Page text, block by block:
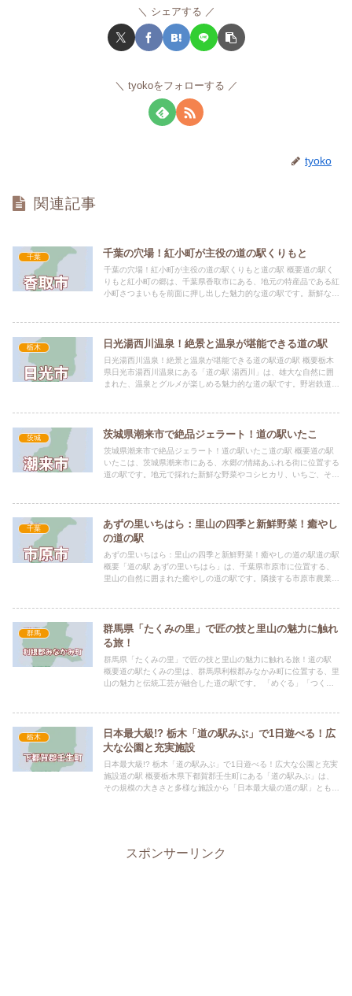
シェアする
tyokoをフォローする
tyoko
関連記事
千葉 千葉の穴場！紅小町が主役の道の駅くりもと
千葉の穴場！紅小町が主役の道の駅くりもと道の駅 概要道の駅く
りもと紅小町の郷は、千葉県香取市にある、地元の特産品である紅
小町さつまいもを前面に押し出した魅力的な道の駅です。新鮮な農
栃木 日光湯西川温泉！絶景と温泉が堪能できる道の駅
日光湯西川温泉！絶景と温泉が堪能できる道の駅道の駅 概要栃木
県日光市湯西川温泉にある「道の駅 湯西川」は、雄大な自然に囲
まれた、温泉とグルメが楽しめる魅力的な道の駅です。野岩鉄道会
茨城 茨城県潮来市で絶品ジェラート！道の駅いたこ
茨城県潮来市で絶品ジェラート！道の駅いたこ道の駅 概要道の駅
いたこは、茨城県潮来市にある、水郷の情緒あふれる街に位置する
道の駅です。地元で採れた新鮮な野菜やコシヒカリ、いちご、そし
千葉
あずの里いちはら：里山の四季と新鮮野菜！癒やし
の道の駅
あずの里いちはら：里山の四季と新鮮野菜！癒やしの道の駅道の駅
概要「道の駅 あずの里いちはら」は、千葉県市原市に位置する、
里山の自然に囲まれた癒やしの道の駅です。隣接する市原市農業セ
群馬
群馬県「たくみの里」で匠の技と里山の魅力に触れ
る旅！
群馬県「たくみの里」で匠の技と里山の魅力に触れる旅！道の駅
概要道の駅たくみの里は、群馬県利根郡みなかみ町に位置する、里
山の魅力と伝統工芸が融合した道の駅です。 「めぐる」「つく
栃木
日本最大級!? 栃木「道の駅みぶ」で1日遊べる！広
大な公園と充実施設
日本最大級!? 栃木「道の駅みぶ」で1日遊べる！広大な公園と充実
施設道の駅 概要栃木県下都賀郡壬生町にある「道の駅みぶ」は、
その規模の大きさと多様な施設から「日本最大級の道の駅」とも称
スポンサーリンク